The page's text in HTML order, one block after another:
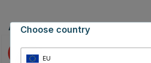
Andere Produkte, die Ihnen
Choose country
EU